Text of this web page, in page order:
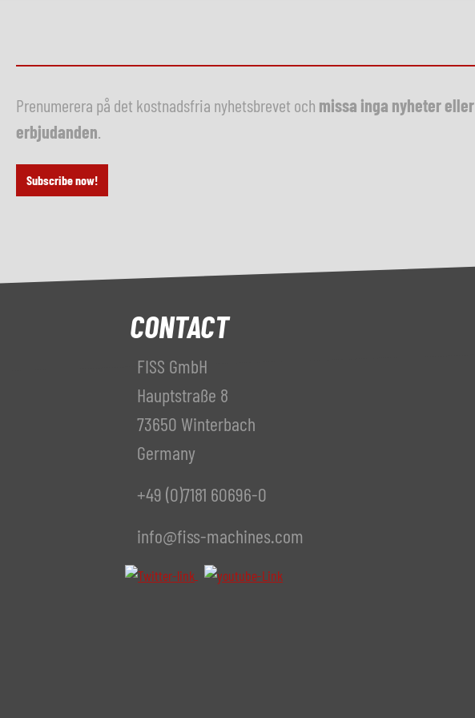
Prenumerera på det kostnadsfria nyhetsbrevet och missa inga nyheter eller
erbjudanden
Subscribe now!
CONTACT
FISS GmbH
Hauptstraße 8
73650 Winterbach
Germany
+49 (0)7181 60696-0
info@fiss-machines.com